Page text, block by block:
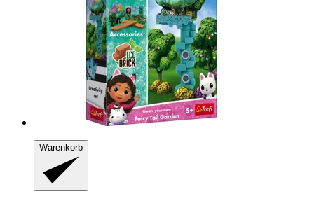
Warenkorb